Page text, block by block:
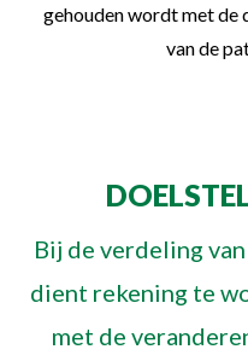
gehouden wordt met de
van de
Bij de verdeling
dient rekening te
met de